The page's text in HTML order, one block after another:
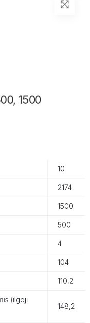
1500
10
2174
1500
500
4
104
110,2
(ilgoji
148,2